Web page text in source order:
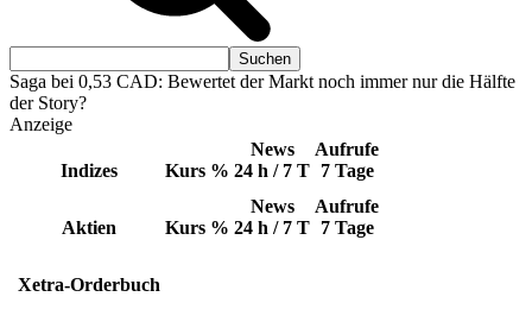
Saga bei 0,53 CAD: Bewertet der Markt noch immer nur die Hälfte
der Story?
Anzeige
Indizes Kurs %
News
24 h / 7 T
Aufrufe
7 Tage
Aktien Kurs %
News
24 h / 7 T
Aufrufe
7 Tage
Xetra-Orderbuch